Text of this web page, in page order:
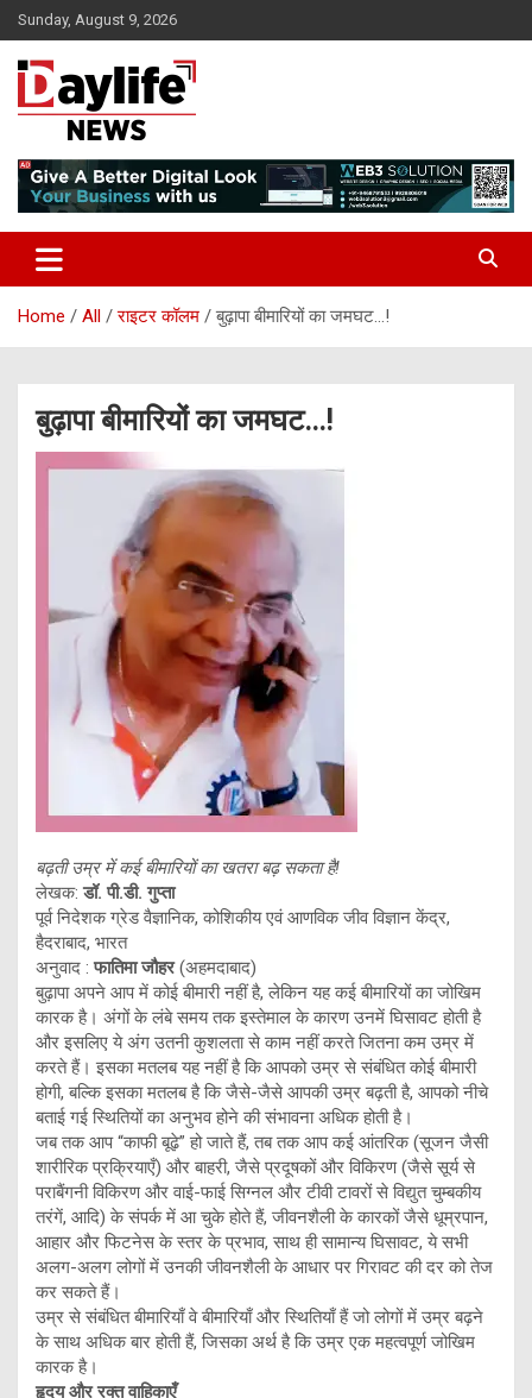
Skip
to
content
Sunday, August 9, 2026
daylifenews
Home All राइटर कॉलम बुढ़ापा बीमारियों का जमघट…!
बुढ़ापा बीमारियों का जमघट…!
बढ़ती उम्र में कई बीमारियों का खतरा बढ़ सकता है!
लेखक:डॉ. पी.डी. गुप्ता
पूर्व निदेशक ग्रेड वैज्ञानिक, कोशिकीय एवं आणविक जीव विज्ञान केंद्र,
हैदराबाद, भारत
अनुवाद :फातिमा जौहर(अहमदाबाद)
बुढ़ापा अपने आप में कोई बीमारी नहीं है, लेकिन यह कई बीमारियों का जोखिम
कारक है। अंगों के लंबे समय तक इस्तेमाल के कारण उनमें घिसावट होती है
और इसलिए ये अंग उतनी कुशलता से काम नहीं करते जितना कम उम्र में
करते हैं। इसका मतलब यह नहीं है कि आपको उम्र से संबंधित कोई बीमारी
होगी, बल्कि इसका मतलब है कि जैसे-जैसे आपकी उम्र बढ़ती है, आपको नीचे
बताई गई स्थितियों का अनुभव होने की संभावना अधिक होती है।
जब तक आप “काफी बूढ़े” हो जाते हैं, तब तक आप कई आंतरिक (सूजन जैसी
शारीरिक प्रक्रियाएँ) और बाहरी, जैसे प्रदूषकों और विकिरण (जैसे सूर्य से
पराबैंगनी विकिरण और वाई-फाई सिग्नल और टीवी टावरों से विद्युत चुम्बकीय
तरंगें, आदि) के संपर्क में आ चुके होते हैं, जीवनशैली के कारकों जैसे धूम्रपान,
आहार और फिटनेस के स्तर के प्रभाव, साथ ही सामान्य घिसावट, ये सभी
अलग-अलग लोगों में उनकी जीवनशैली के आधार पर गिरावट की दर को तेज
कर सकते हैं।
उम्र से संबंधित बीमारियाँ वे बीमारियाँ और स्थितियाँ हैं जो लोगों में उम्र बढ़ने
के साथ अधिक बार होती हैं, जिसका अर्थ है कि उम्र एक महत्वपूर्ण जोखिम
कारक है।
हृदय और रक्त वाहिकाएँ